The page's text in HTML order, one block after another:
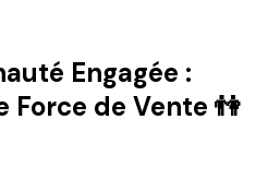
Engagée :
Force de Vente 👫